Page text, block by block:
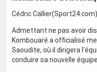
Cédric
Admettant ne pas avoir
Kombouaré a officialisé
Saoudite, où il dirigera
conduire sa nouvelle